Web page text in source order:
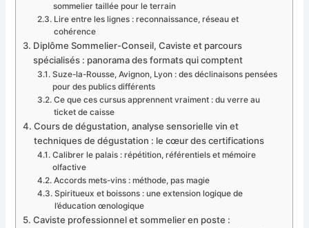
sommelier taillée pour le terrain
Lire entre les lignes : reconnaissance, réseau et
cohérence
Diplôme Sommelier-Conseil, Caviste et parcours
spécialisés : panorama des formats qui comptent
Suze-la-Rousse, Avignon, Lyon : des déclinaisons pensées
pour des publics différents
Ce que ces cursus apprennent vraiment : du verre au
ticket de caisse
Cours de dégustation, analyse sensorielle vin et
techniques de dégustation : le cœur des certifications
Calibrer le palais : répétition, référentiels et mémoire
olfactive
Accords mets-vins : méthode, pas magie
Spiritueux et boissons : une extension logique de
l’éducation œnologique
Caviste professionnel et sommelier en poste :